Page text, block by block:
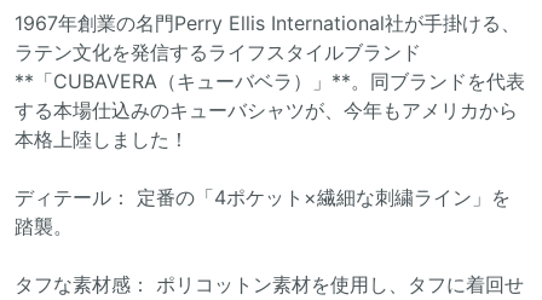
1967年創業の名門Perry Ellis International社が手掛ける、
ラテン文化を発信するライフスタイルブランド
**「CUBAVERA（キューバベラ）」**。同ブランドを代表
する本場仕込みのキューバシャツが、今年もアメリカから
本格上陸しました！
ディテール： 定番の「4ポケット×繊細な刺繍ライン」を
踏襲。
タフな素材感： ポリコットン素材を使用し、タフに着回せ